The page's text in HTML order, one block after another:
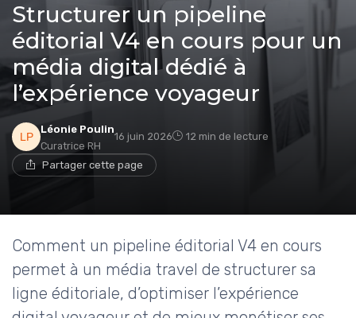
Structurer un pipeline
éditorial V4 en cours pour un
média digital dédié à
l’expérience voyageur
Léonie Poulin
Curatrice RH
16 juin 2026 12 min de lecture
Partager cette page
Comment un pipeline éditorial V4 en cours
permet à un média travel de structurer sa
ligne éditoriale, d’optimiser l’expérience